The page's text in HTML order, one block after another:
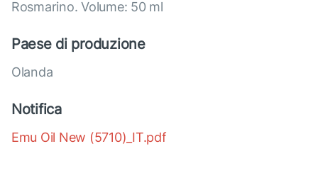
Rosmarino. Volume: 50 ml
Paese di produzione
Olanda
Notifica
Emu Oil New (5710)_IT.pdf